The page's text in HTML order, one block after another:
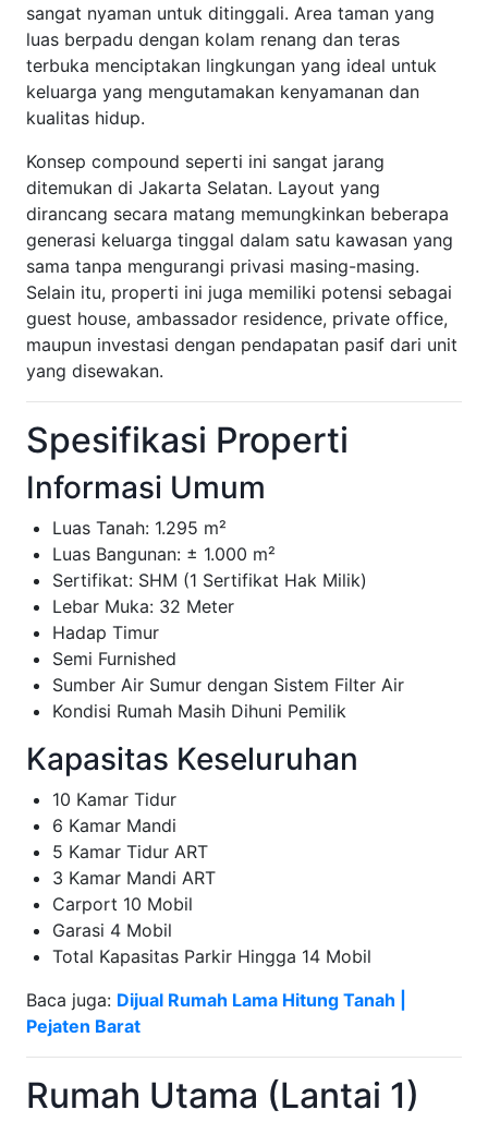
sangat nyaman untuk ditinggali. Area taman yang
luas berpadu dengan kolam renang dan teras
terbuka menciptakan lingkungan yang ideal untuk
keluarga yang mengutamakan kenyamanan dan
kualitas hidup.
Konsep compound seperti ini sangat jarang
ditemukan di Jakarta Selatan. Layout yang
dirancang secara matang memungkinkan beberapa
generasi keluarga tinggal dalam satu kawasan yang
sama tanpa mengurangi privasi masing-masing.
Selain itu, properti ini juga memiliki potensi sebagai
guest house, ambassador residence, private office,
maupun investasi dengan pendapatan pasif dari unit
yang disewakan.
Spesifikasi Properti
Informasi Umum
Luas Tanah: 1.295 m²
Luas Bangunan: ± 1.000 m²
Sertifikat: SHM (1 Sertifikat Hak Milik)
Lebar Muka: 32 Meter
Hadap Timur
Semi Furnished
Sumber Air Sumur dengan Sistem Filter Air
Kondisi Rumah Masih Dihuni Pemilik
Kapasitas Keseluruhan
10 Kamar Tidur
6 Kamar Mandi
5 Kamar Tidur ART
3 Kamar Mandi ART
Carport 10 Mobil
Garasi 4 Mobil
Total Kapasitas Parkir Hingga 14 Mobil
Baca juga: Dijual Rumah Lama Hitung Tanah |
Pejaten Barat
Rumah Utama (Lantai 1)